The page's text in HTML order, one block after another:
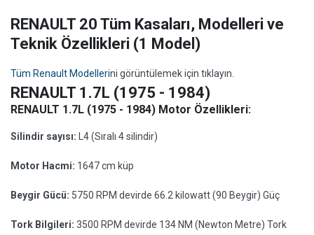
RENAULT 20 Tüm Kasaları, Modelleri ve
Teknik Özellikleri (1 Model)
Tüm Renault Modellerini görüntülemek için tıklayın.
RENAULT 1.7L (1975 - 1984)
RENAULT 1.7L (1975 - 1984) Motor Özellikleri:
Silindir sayısı: L4 (Sıralı 4 silindir)
Motor Hacmi: 1647 cm küp
Beygir Gücü: 5750 RPM devirde 66.2 kilowatt (90 Beygir) Güç
Tork Bilgileri: 3500 RPM devirde 134 NM (Newton Metre) Tork